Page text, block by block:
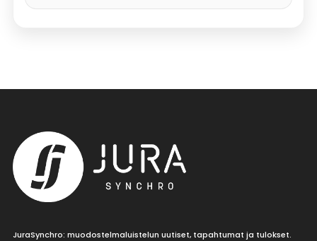
JuraSynchro: muodostelmaluistelun uutiset, tapahtumat ja tulokset.